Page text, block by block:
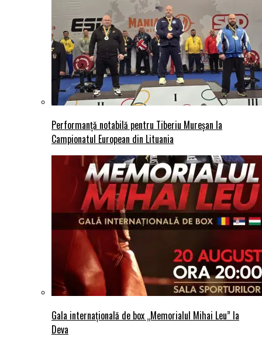
Performanță notabilă pentru Tiberiu Mureșan la
Campionatul European din Lituania
Gala internațională de box „Memorialul Mihai Leu” la
Deva